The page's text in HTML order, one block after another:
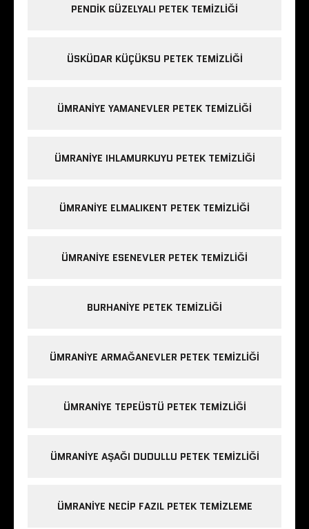
PENDIK GÜZELYALI PETEK TEMIZLIĞI
ÜSKÜDAR KÜÇÜKSU PETEK TEMIZLIĞI
ÜMRANIYE YAMANEVLER PETEK TEMIZLIĞI
ÜMRANIYE IHLAMURKUYU PETEK TEMIZLIĞI
ÜMRANIYE ELMALIKENT PETEK TEMIZLIĞI
ÜMRANIYE ESENEVLER PETEK TEMIZLIĞI
BURHANIYE PETEK TEMIZLIĞI
ÜMRANIYE ARMAĞANEVLER PETEK TEMIZLIĞI
ÜMRANIYE TEPEÜSTÜ PETEK TEMIZLIĞI
ÜMRANIYE AŞAĞI DUDULLU PETEK TEMIZLIĞI
ÜMRANIYE NECIP FAZIL PETEK TEMIZLEME